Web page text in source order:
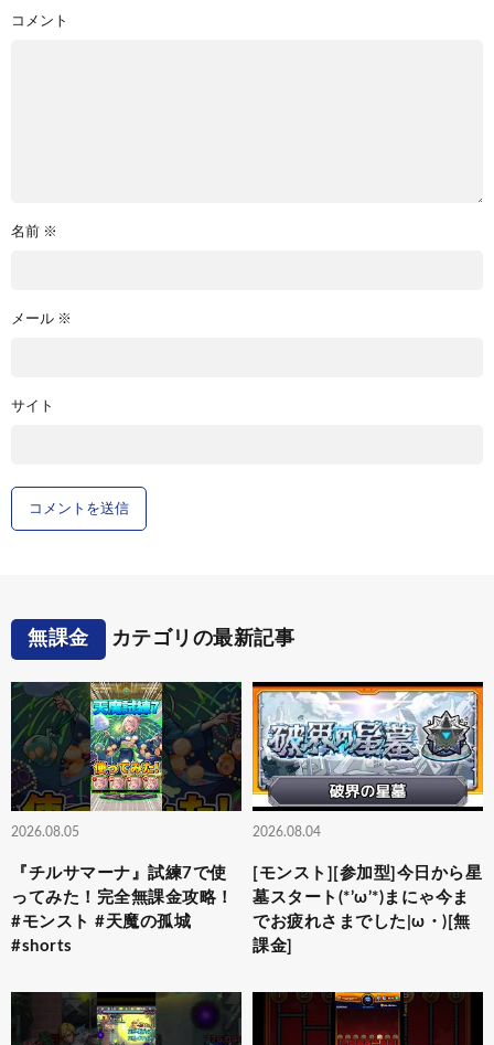
コメント
名前 ※
メール ※
サイト
無課金 カテゴリの最新記事
2026.08.05
『チルサマーナ』試練7で使
ってみた！完全無課金攻略！
#モンスト #天魔の孤城
#shorts
2026.08.04
[モンスト][参加型]今日から星
墓スタート(*’ω’*)まにゃ今ま
でお疲れさまでした|ω・)[無
課金]